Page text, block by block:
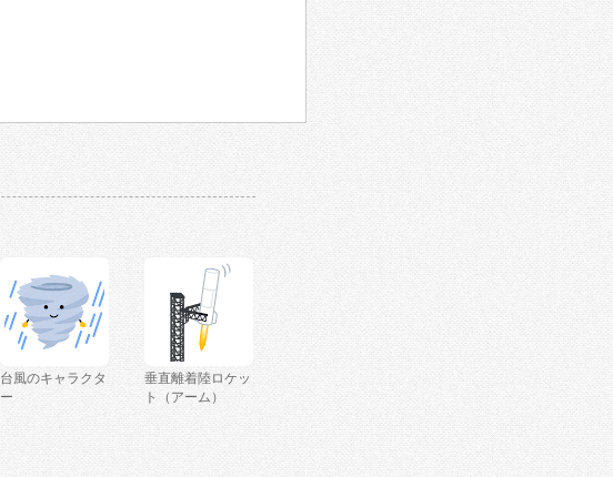
台風のキャラクタ
ー
垂直離着陸ロケッ
ト（アーム）